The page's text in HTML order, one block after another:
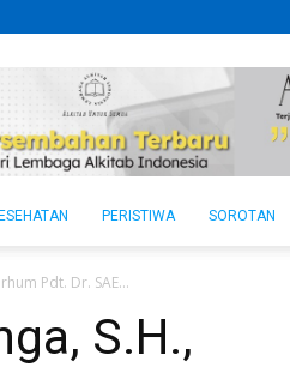
PERISTIWA SOROTAN
Pdt. Dr. SAE...
S.H.,